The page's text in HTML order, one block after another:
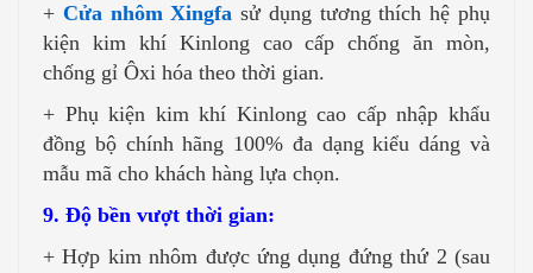
+ Cửa nhôm Xingfa sử dụng tương thích hệ phụ
kiện kim khí Kinlong cao cấp chống ăn mòn,
chống gỉ Ôxi hóa theo thời gian.
+ Phụ kiện kim khí Kinlong cao cấp nhập khẩu
đồng bộ chính hãng 100% đa dạng kiểu dáng và
mẫu mã cho khách hàng lựa chọn.
9. Độ bền vượt thời gian:
+ Hợp kim nhôm được ứng dụng đứng thứ 2 (sau